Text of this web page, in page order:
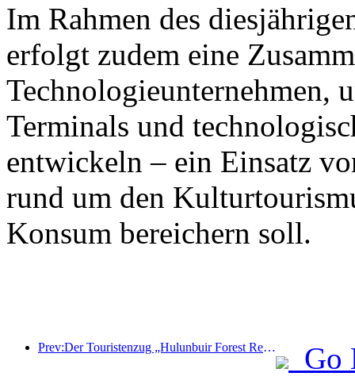
Im Rahmen des
erfolgt zudem eine
Technologieunternehmen,
Terminals und
entwickeln – ein Einsatz
rund um den
Konsum bereichern soll.
Prev:Der Touristenzug „Hulunbuir Forest Rendezvous - Daxinganling Express - Starlight Train - Tianyi Journey“ tritt seine Jungfernfahrt an.
Go